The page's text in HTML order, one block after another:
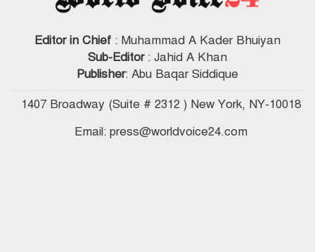
Editor in Chief : Muhammad A Kader Bhuiyan
Sub-Editor: Jahid A Khan
Publisher: Abu Baqar Siddique
1407 Broadway (Suite # 2312 ) New York, NY-10018
Email: press@worldvoice24.com